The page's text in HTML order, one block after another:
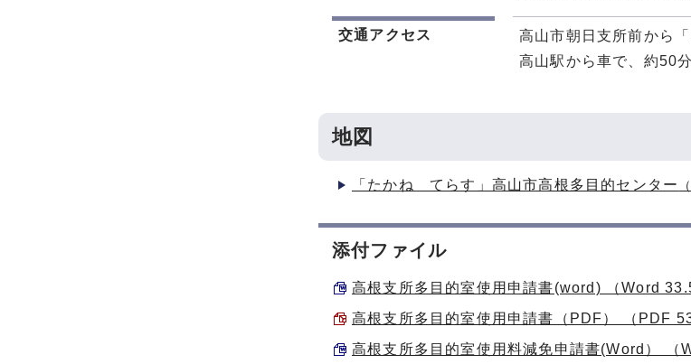
交通アクセス
高山市朝日支所前から
高山駅から車で、約50分
地図
「たかね てらす」高山市高根多目的センター
添付ファイル
高根支所多目的室使用申請書(word) （Word
高根支所多目的室使用申請書（PDF） （PDF
高根支所多目的室使用料減免申請書(Word） （